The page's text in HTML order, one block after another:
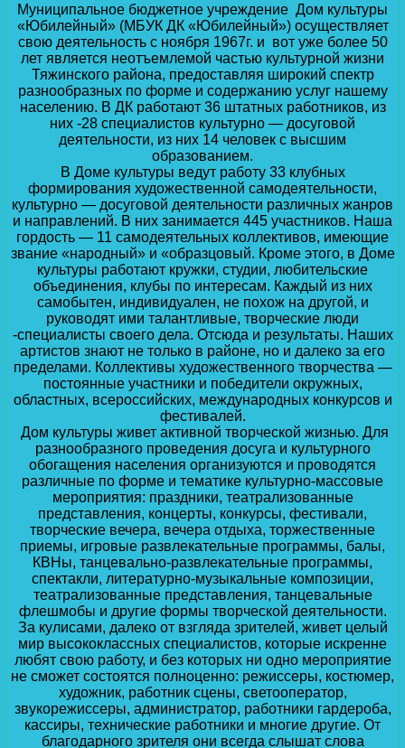
Муниципальное бюджетное учреждение Дом культуры
«Юбилейный» (МБУК ДК «Юбилейный») осуществляет
свою деятельность с ноября 1967г. и вот уже более 50
лет является неотъемлемой частью культурной жизни
Тяжинского района, предоставляя широкий спектр
разнообразных по форме и содержанию услуг нашему
населению. В ДК работают 36 штатных работников, из
них -28 специалистов культурно — досуговой
деятельности, из них 14 человек с высшим
образованием.
В Доме культуры ведут работу 33 клубных
формирования художественной самодеятельности,
культурно — досуговой деятельности различных жанров
и направлений. В них занимается 445 участников. Наша
гордость — 11 самодеятельных коллективов, имеющие
звание «народный» и «образцовый. Кроме этого, в Доме
культуры работают кружки, студии, любительские
объединения, клубы по интересам. Каждый из них
самобытен, индивидуален, не похож на другой, и
руководят ими талантливые, творческие люди
-специалисты своего дела. Отсюда и результаты. Наших
артистов знают не только в районе, но и далеко за его
пределами. Коллективы художественного творчества —
постоянные участники и победители окружных,
областных, всероссийских, международных конкурсов и
фестивалей.
Дом культуры живет активной творческой жизнью. Для
разнообразного проведения досуга и культурного
обогащения населения организуются и проводятся
различные по форме и тематике культурно-массовые
мероприятия: праздники, театрализованные
представления, концерты, конкурсы, фестивали,
творческие вечера, вечера отдыха, торжественные
приемы, игровые развлекательные программы, балы,
КВНы, танцевально-развлекательные программы,
спектакли, литературно-музыкальные композиции,
театрализованные представления, танцевальные
флешмобы и другие формы творческой деятельности.
За кулисами, далеко от взгляда зрителей, живет целый
мир высококлассных специалистов, которые искренне
любят свою работу, и без которых ни одно мероприятие
не сможет состоятся полноценно: режиссеры, костюмер,
художник, работник сцены, светооператор,
звукорежиссеры, администратор, работники гардероба,
касcиры, технические работники и многие другие. От
благодарного зрителя они всегда слышат слова